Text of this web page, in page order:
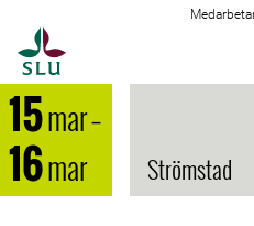
15mar–
16mar Strömstad